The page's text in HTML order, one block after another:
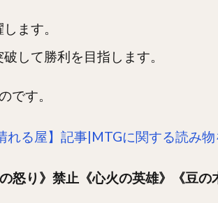
ます。
して勝利を目指します。
です。
れる屋】記事|MTGに関する読み
怒り》禁止《心火の英雄》《豆の